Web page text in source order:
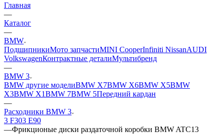
Главная
—
Каталог
—
BMW
ПодшипникиМото запчастиMINI CooperInfiniti NissanAUDI
VolkswagenКонтрактные деталиМультибренд
—
BMW 3
BMW другие моделиBMW X7BMW X6BMW X5BMW
X3BMW X1BMW 7BMW 5Передний кардан
—
Расходники BMW 3
3 F303 E90
—Фрикционые диски раздаточной коробки BMW ATC13